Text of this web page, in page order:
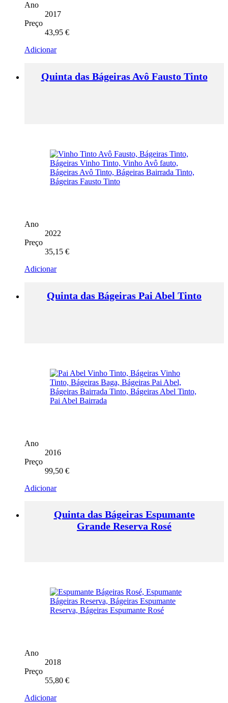
Ano
2017
Preço
43,95 €
Adicionar
Quinta das Bágeiras Avô Fausto Tinto
Ano
2022
Preço
35,15 €
Adicionar
Quinta das Bágeiras Pai Abel Tinto
Ano
2016
Preço
99,50 €
Adicionar
Quinta das Bágeiras Espumante
Grande Reserva Rosé
Ano
2018
Preço
55,80 €
Adicionar